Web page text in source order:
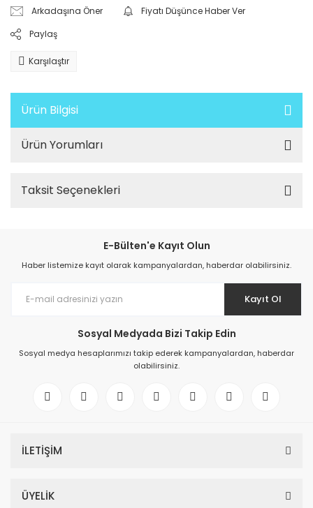
Arkadaşına Öner
Fiyatı Düşünce Haber Ver
Paylaş
Karşılaştır
Ürün Bilgisi
Ürün Yorumları
Taksit Seçenekleri
E-Bülten'e Kayıt Olun
Haber listemize kayıt olarak kampanyalardan, haberdar olabilirsiniz.
Kayıt Ol
Sosyal Medyada Bizi Takip Edin
Sosyal medya hesaplarımızı takip ederek kampanyalardan, haberdar
olabilirsiniz.
İLETİŞİM
ÜYELİK